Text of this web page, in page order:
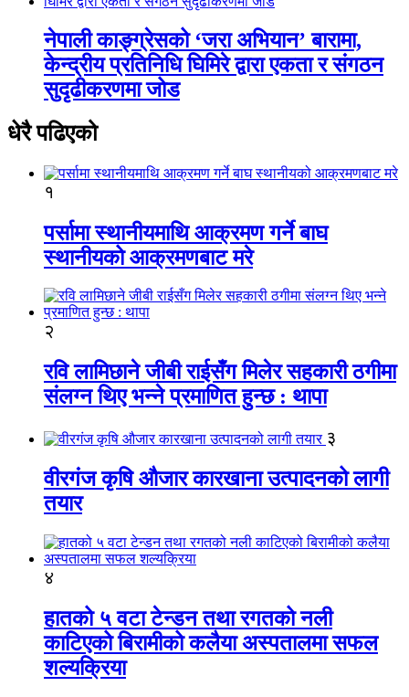
नेपाली काङ्ग्रेसको ‘जरा अभियान’ बारामा,
केन्द्रीय प्रतिनिधि घिमिरे द्वारा एकता र संगठन
सुदृढीकरणमा जोड
धेरै पढिएको
१
पर्सामा स्थानीयमाथि आक्रमण गर्ने बाघ
स्थानीयको आक्रमणबाट मरे
२
रवि लामिछाने जीबी राईसँग मिलेर सहकारी ठगीमा
संलग्न थिए भन्ने प्रमाणित हुन्छ : थापा
३
वीरगंज कृषि औजार कारखाना उत्पादनको लागी
तयार
४
हातको ५ वटा टेन्डन तथा रगतको नली
काटिएको बिरामीको कलैया अस्पतालमा सफल
शल्यक्रिया